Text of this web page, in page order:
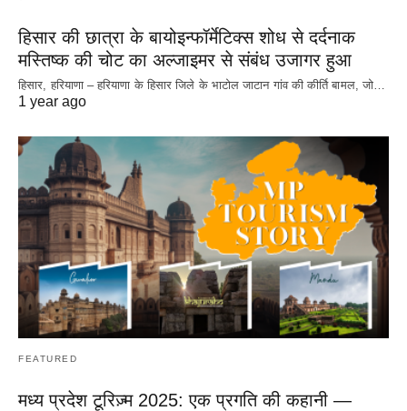
हिसार की छात्रा के बायोइन्फॉर्मेटिक्स शोध से दर्दनाक
मस्तिष्क की चोट का अल्जाइमर से संबंध उजागर हुआ
हिसार, हरियाणा – हरियाणा के हिसार जिले के भाटोल जाटान गांव की कीर्ति बामल, जो…
1 year ago
FEATURED
मध्य प्रदेश टूरिज़्म 2025: एक प्रगति की कहानी —